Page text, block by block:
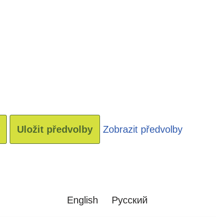
Uložit předvolby Zobrazit předvolby
English Русский